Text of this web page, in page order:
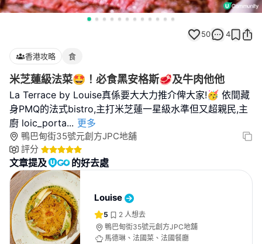
50 4
香港攻略 食
米芝蓮級法菜🤩！必食黑安格斯🥩及牛肉他他
La Terrace by Louise真係要大大力推介俾大家!🥳 依間藏
身PMQ的法式bistro,主打米芝蓮一星級水準但又超親民,主
廚 loic_porta... 更多
鴨巴甸街35號元創方JPC地舖
評分
文章提及 的好去處
Louise
5 2 人想去
鴨巴甸街35號元創方JPC地舖
馬德琳、法國菜、法國餐廳